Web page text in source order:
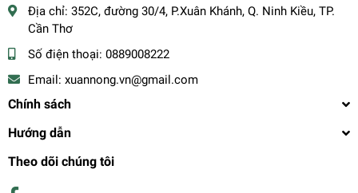
Địa chỉ: 352C, đường 30/4, P.Xuân Khánh, Q. Ninh Kiều, TP.
Cần Thơ
Số điện thoại: 0889008222
Email: xuannong.vn@gmail.com
Chính sách
Hướng dẫn
Theo dõi chúng tôi